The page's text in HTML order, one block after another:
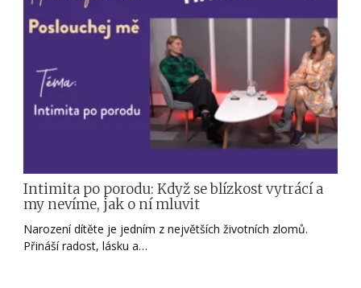
Intimita po porodu: Když se blízkost vytrácí a
my nevíme, jak o ní mluvit
Narození dítěte je jedním z největších životních zlomů.
Přináší radost, lásku a…